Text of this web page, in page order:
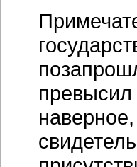
превысил